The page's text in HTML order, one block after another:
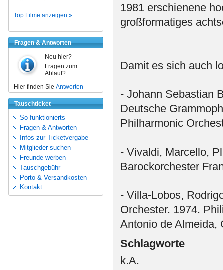
Top Filme anzeigen »
Fragen & Antworten
Neu hier?
Fragen zum
Ablauf?
Hier finden Sie Antworten
Tauschticket
So funktionierts
Fragen & Antworten
Infos zur Ticketvergabe
Mitglieder suchen
Freunde werben
Tauschgebühr
Porto & Versandkosten
Kontakt
1981 erschienene
großformatiges
Damit es sich auch
- Johann Sebastian
Deutsche
Philharmonic
- Vivaldi, Marcello,
Barockorchester
- Villa-Lobos,
Orchester. 1974.
Antonio de Almeida,
Schlagworte
k.A.